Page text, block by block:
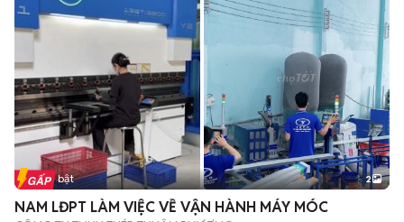
Tin nổi bật 2
NAM LĐPT LÀM VIỆC VỀ VẬN HÀNH MÁY MÓC